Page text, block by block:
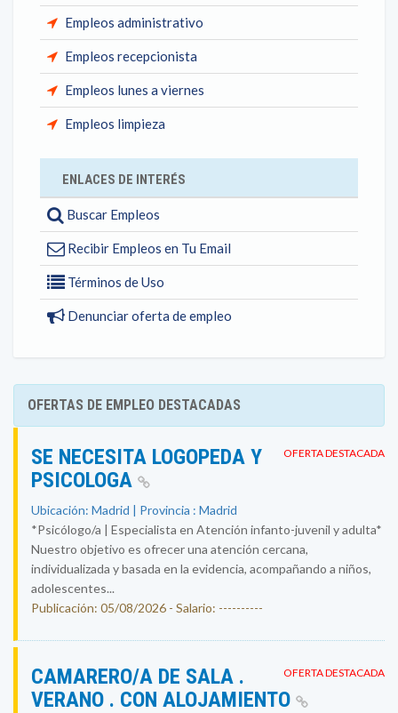
Empleos administrativo
Empleos recepcionista
Empleos lunes a viernes
Empleos limpieza
ENLACES DE INTERÉS
Buscar Empleos
Recibir Empleos en Tu Email
Términos de Uso
Denunciar oferta de empleo
OFERTAS DE EMPLEO DESTACADAS
OFERTA DESTACADA
SE NECESITA LOGOPEDA Y
PSICOLOGA
Ubicación: Madrid | Provincia : Madrid
*Psicólogo/a | Especialista en Atención infanto-juvenil y adulta*
Nuestro objetivo es ofrecer una atención cercana,
individualizada y basada en la evidencia, acompañando a niños,
adolescentes...
Publicación: 05/08/2026 - Salario: ----------
OFERTA DESTACADA
CAMARERO/A DE SALA .
VERANO . CON ALOJAMIENTO